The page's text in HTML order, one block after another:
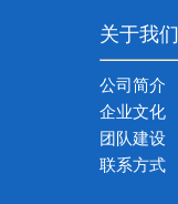
关于我们
公司简介
企业文化
团队建设
联系方式